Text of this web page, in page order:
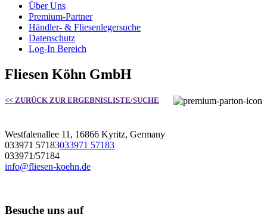
Über Uns
Premium-Partner
Händler- & Fliesenlegersuche
Datenschutz
Log-In Bereich
Fliesen Köhn GmbH
<< ZURÜCK ZUR ERGEBNISLISTE/SUCHE
Westfalenallee 11, 16866 Kyritz, Germany
033971 57183033971 57183
033971/57184
info@fliesen-koehn.de
Besuche uns auf